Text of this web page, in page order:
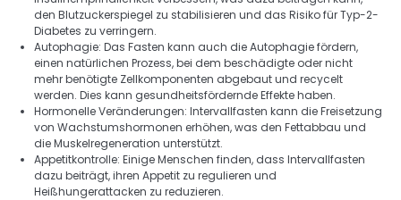
den Blutzuckerspiegel zu stabilisieren und das Risiko für Typ-2-
Diabetes zu verringern.
Autophagie: Das Fasten kann auch die Autophagie fördern,
einen natürlichen Prozess, bei dem beschädigte oder nicht
mehr benötigte Zellkomponenten abgebaut und recycelt
werden. Dies kann gesundheitsfördernde Effekte haben.
Hormonelle Veränderungen: Intervallfasten kann die Freisetzung
von Wachstumshormonen erhöhen, was den Fettabbau und
die Muskelregeneration unterstützt.
Appetitkontrolle: Einige Menschen finden, dass Intervallfasten
dazu beiträgt, ihren Appetit zu regulieren und
Heißhungerattacken zu reduzieren.